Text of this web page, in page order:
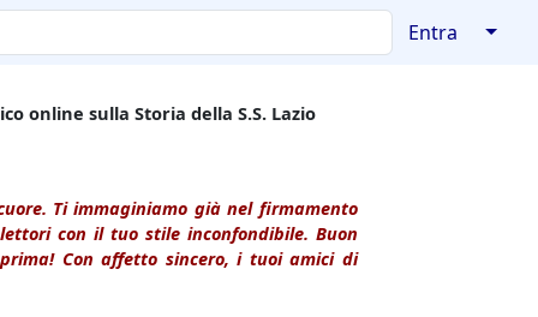
Entra ↓
online sulla Storia della S.S. Lazio
Ti immaginiamo già nel firmamento
con il tuo stile inconfondibile. Buon
Con affetto sincero, i tuoi amici di